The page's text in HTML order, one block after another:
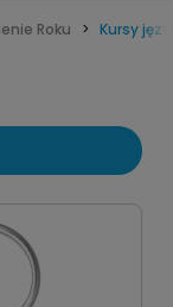
Roku Kursy